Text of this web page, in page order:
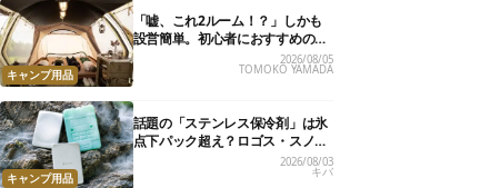
キャンプ用品
「嘘、これ2ルーム！？」しかも
設営簡単。初心者におすすめの最
新“おしゃれ広々テント”7選2026/08/05
TOMOKO YAMADA
キャンプ用品
話題の「ステンレス保冷剤」は氷
点下パック超え？ロゴス・スノー
ピーク・爆売れノーブランド品を
比べてみた
2026/08/03
キバ